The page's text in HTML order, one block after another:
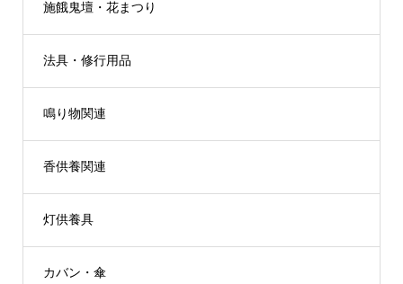
施餓鬼壇・花まつり
法具・修行用品
鳴り物関連
香供養関連
灯供養具
カバン・傘